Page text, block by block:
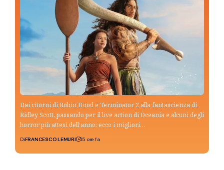
Dai ritorni di Robin Hood e Terminator 2 alla fantascienza di
Ridley Scott, passando per il live action di Oceania e alcuni degli
horror più attesi dell’anno: ecco i migliori…
DiFRANCESCO LEMURI 15 ore fa